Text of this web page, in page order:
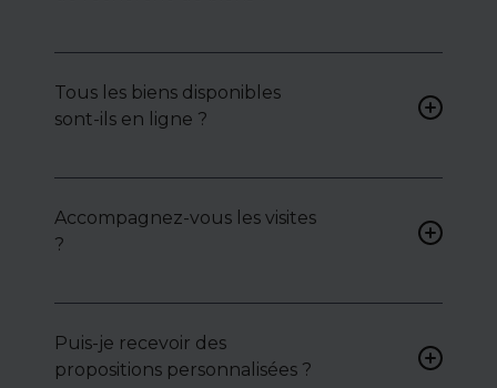
pour accéder à une liste de
biens ciblés.
Tous les biens disponibles
sont-ils en ligne ?
toute confidentialité :
contactez-nous pour y
Accompagnez-vous les visites
?
visites, analysons chaque bien
avec vous, et mettons en
lumière ses atouts ou
Puis-je recevoir des
propositions personnalisées ?